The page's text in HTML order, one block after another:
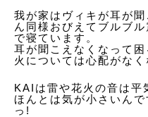
我が家はヴィキが耳が
ん同様おびえてブルブ
で寝ています。
耳が聞こえなくなって
火については心配がなく
KAIは雷や花火の音は平
ほんとは気が小さいん
っ!